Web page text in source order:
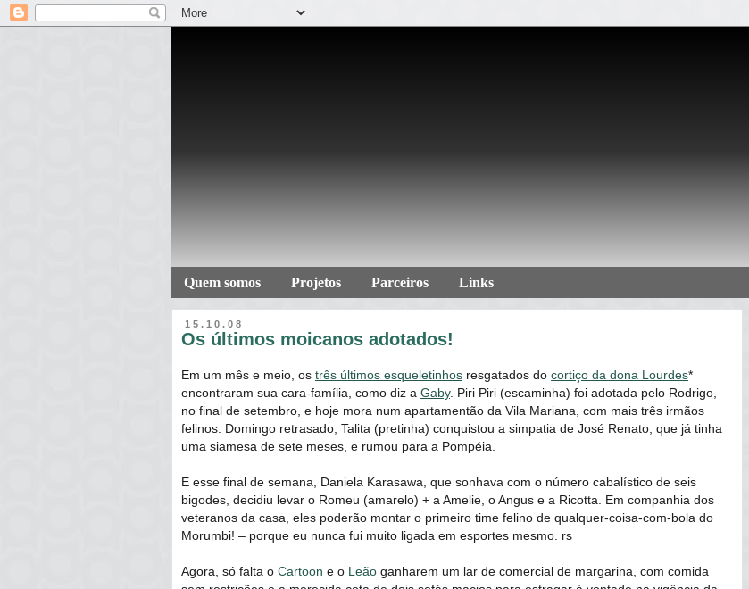
Quem somos Projetos Parceiros Links
15.10.08
Os últimos moicanos adotados!
Em um mês e meio, os três últimos esqueletinhos resgatados do cortiço da dona Lourdes*
encontraram sua cara-família, como diz a Gaby. Piri Piri (escaminha) foi adotada pelo Rodrigo,
no final de setembro, e hoje mora num apartamentão da Vila Mariana, com mais três irmãos
felinos. Domingo retrasado, Talita (pretinha) conquistou a simpatia de José Renato, que já tinha
uma siamesa de sete meses, e rumou para a Pompéia.
E esse final de semana, Daniela Karasawa, que sonhava com o número cabalístico de seis
bigodes, decidiu levar o Romeu (amarelo) + a Amelie, o Angus e a Ricotta. Em companhia dos
veteranos da casa, eles poderão montar o primeiro time felino de qualquer-coisa-com-bola do
Morumbi! – porque eu nunca fui muito ligada em esportes mesmo. rs
Agora, só falta o Cartoon e o Leão ganharem um lar de comercial de margarina, com comida